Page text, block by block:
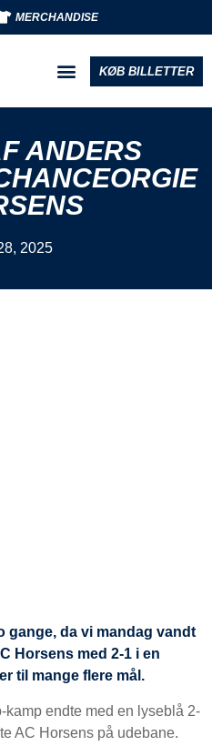
MERCHANDISE
KØB BILLETTER
ANDERS
2025
gange, da vi mandag vandt
Horsens med 2-1 i en
til mange flere mål.
endte med en lyseblå 2-
AC Horsens på udebane.